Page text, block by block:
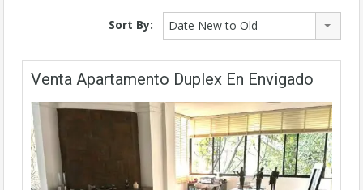
Sort By: Date New to Old
Venta Apartamento Duplex En Envigado